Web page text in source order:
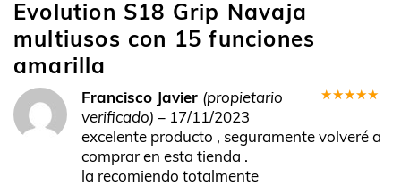
Evolution S18 Grip Navaja
multiusos con 15 funciones
amarilla
Francisco Javier (propietario
verificado) – 17/11/2023
excelente producto , seguramente volveré a
comprar en esta tienda .
la recomiendo totalmente